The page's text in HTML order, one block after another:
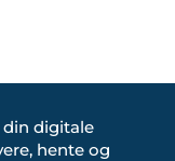
din digitale
hente og